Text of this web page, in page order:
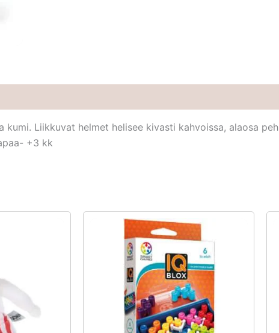
Liikkuvat helmet helisee kivasti kahvoissa, alaosa
+3 kk